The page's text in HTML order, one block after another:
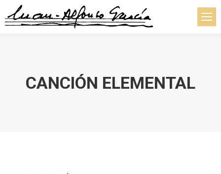
CANCIÓN ELEMENTAL